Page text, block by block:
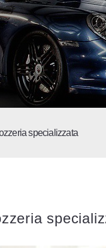
specializzata